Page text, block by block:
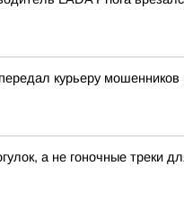
курьеру
а не гоночные треки